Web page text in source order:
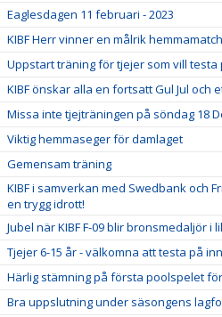
Eaglesdagen 11 februari - 2023
KIBF Herr vinner en målrik hemmamatch
Uppstart träning för tjejer som vill
KIBF önskar alla en fortsatt Gul Jul och
Missa inte tjejträningen på söndag 18
Viktig hemmaseger för damlaget
Gemensam träning
KIBF i samverkan med Swedbank och
en trygg idrott!
Jubel när KIBF F-09 blir bronsmedaljör i
Tjejer 6-15 år - välkomna att testa på
Härlig stämning på första poolspelet
Bra uppslutning under säsongens